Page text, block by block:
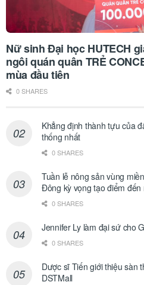
Nữ sinh Đại học HUTECH
ngôi quán quân TRẺ
mùa đầu tiên
0 SHARES
Khẳng định thành tựu của
thống nhất
0 SHARES
Tuần lễ nông sản vùng
Đông kỳ vọng tạo điểm
0 SHARES
Jennifer Ly làm đại sứ cho
0 SHARES
Dược sĩ Tiến giới thiệu sàn
DSTMall